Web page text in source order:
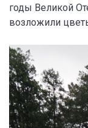
годы Великой
возложили